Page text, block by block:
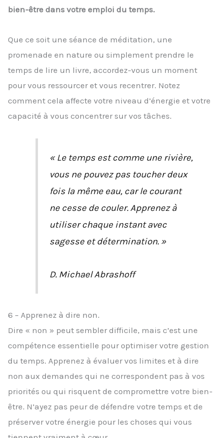
bien-être dans votre emploi du temps.
Que ce soit une séance de méditation, une
promenade en nature ou simplement prendre le
temps de lire un livre, accordez-vous un moment
pour vous ressourcer et vous recentrer. Notez
comment cela affecte votre niveau d’énergie et votre
capacité à vous concentrer sur vos tâches.
« Le temps est comme une rivière,
vous ne pouvez pas toucher deux
fois la même eau, car le courant
ne cesse de couler. Apprenez à
utiliser chaque instant avec
sagesse et détermination. »
D. Michael Abrashoff
6 – Apprenez à dire non.
Dire « non » peut sembler difficile, mais c’est une
compétence essentielle pour optimiser votre gestion
du temps. Apprenez à évaluer vos limites et à dire
non aux demandes qui ne correspondent pas à vos
priorités ou qui risquent de compromettre votre bien-
être. N’ayez pas peur de défendre votre temps et de
préserver votre énergie pour les choses qui vous